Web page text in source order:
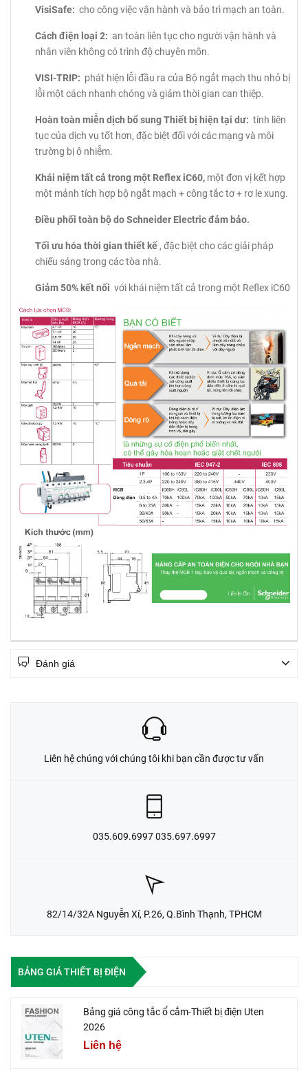
VisiSafe: cho công việc vận hành và bảo trì mạch an toàn.
Cách điện loại 2: an toàn liên tục cho người vận hành và
nhân viên không có trình độ chuyên môn.
VISI-TRIP: phát hiện lỗi đầu ra của Bộ ngắt mạch thu nhỏ bị
lỗi một cách nhanh chóng và giảm thời gian can thiệp.
Hoàn toàn miễn dịch bổ sung Thiết bị hiện tại dư: tính liên
tục của dịch vụ tốt hơn, đặc biệt đối với các mạng và môi
trường bị ô nhiễm.
Khái niệm tất cả trong một Reflex iC60, một đơn vị kết hợp
một mảnh tích hợp bộ ngắt mạch + công tắc tơ + rơ le xung.
Điều phối toàn bộ do Schneider Electric đảm bảo.
Tối ưu hóa thời gian thiết kế , đặc biệt cho các giải pháp
chiếu sáng trong các tòa nhà.
Giảm 50% kết nối với khái niệm tất cả trong một Reflex iC60
Đánh giá
Liên hệ chúng với chúng tôi khi bạn cần được tư vấn
035.609.6997 035.697.6997
82/14/32A Nguyễn Xí, P.26, Q.Bình Thạnh, TPHCM
BẢNG GIÁ THIẾT BỊ ĐIỆN
Bảng giá công tắc ổ cắm-Thiết bị điện Uten
2026
Liên hệ